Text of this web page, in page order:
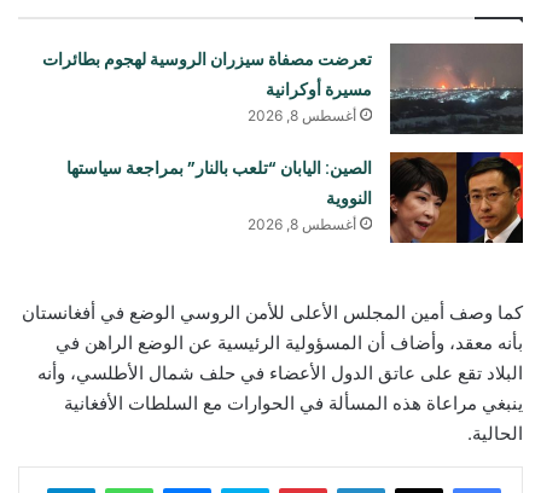
تعرضت مصفاة سيزران الروسية لهجوم بطائرات
مسيرة أوكرانية
أغسطس 8, 2026
الصين: اليابان “تلعب بالنار” بمراجعة سياستها
النووية
أغسطس 8, 2026
كما وصف أمين المجلس الأعلى للأمن الروسي الوضع في أفغانستان
بأنه معقد، وأضاف أن المسؤولية الرئيسية عن الوضع الراهن في
البلاد تقع على عاتق الدول الأعضاء في حلف شمال الأطلسي، وأنه
ينبغي مراعاة هذه المسألة في الحوارات مع السلطات الأفغانية
الحالية.
لينكدإن بينتيريستسكايب ماسنجر واتساب تيلقرام